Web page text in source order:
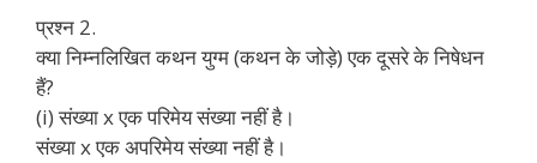
प्रश्न 2.
क्या निम्नलिखित कथन युग्म (कथन के जोड़े) एक दूसरे के निषेधन
हैं?
(i) संख्या x एक परिमेय संख्या नहीं है।
संख्या x एक अपरिमेय संख्या नहीं है।